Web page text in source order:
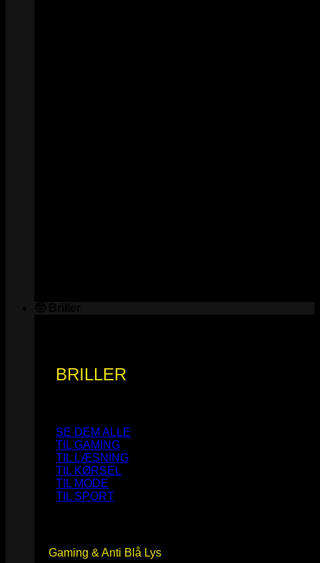
BRILLER
SE DEM ALLE
TIL GAMING
TIL LÆSNING
TIL KØRSEL
TIL MODE
TIL SPORT
Gaming & Anti Blå Lys